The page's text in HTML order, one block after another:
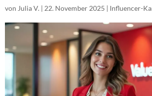
von Julia V. | 22. November 2025 | Influencer-